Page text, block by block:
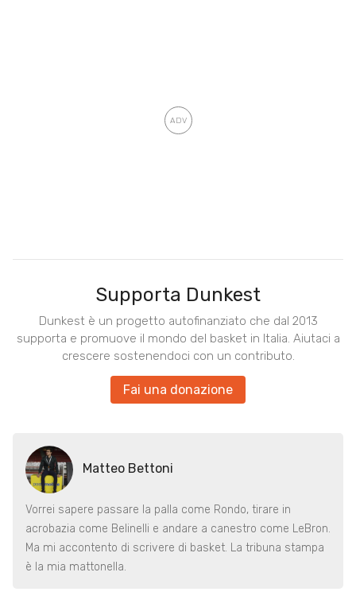
Supporta Dunkest
Dunkest è un progetto autofinanziato che dal 2013
supporta e promuove il mondo del basket in Italia. Aiutaci a
crescere sostenendoci con un contributo.
Fai una donazione
Matteo Bettoni
Vorrei sapere passare la palla come Rondo, tirare in
acrobazia come Belinelli e andare a canestro come LeBron.
Ma mi accontento di scrivere di basket. La tribuna stampa
è la mia mattonella.